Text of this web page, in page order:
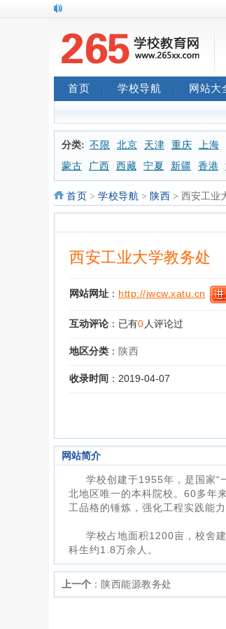
首页 学校导航 网站大
分类: 不限 北京 天津 重庆 上海
蒙古
广西 西藏 宁夏 新疆 香港
首页 > 学校导航 > 陕西 > 西安工业
西安工业大学教务处
网站网址 ： http://jwcw.xatu.cn
互动评论 ：已有0 人评论过
地区分类 ： 陕西
收录时间 ：2019-04-07
网站简介
学校创建于1955年，是国家“
北地区唯一的本科院校。60多年
工品格的锤炼，强化工程实践能
学校占地面积1200亩，校舍
科生约1.8万余人。
上一个 ： 陕西能源教务处